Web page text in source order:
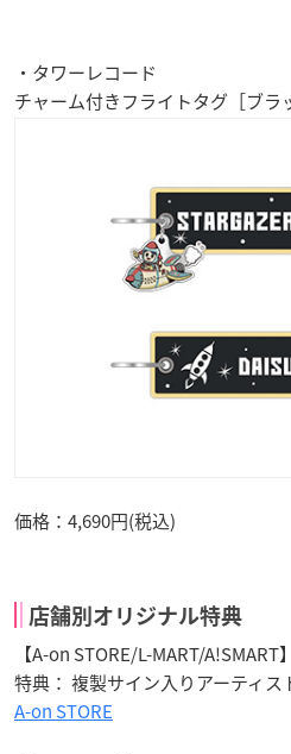
・タワーレコード
チャーム付きフライトタグ［ブラ
価格：4,690円(税込)
店舗別オリジナル特典
【A-on STORE/L-MART/A!SMART】
特典： 複製サイン入りアーティ
A-on STORE